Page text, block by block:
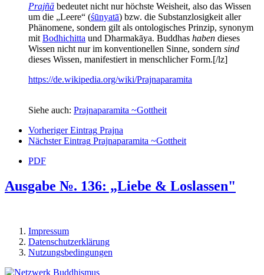
Prajñā bedeutet nicht nur höchste Weisheit, also das Wissen
um die „Leere“ (śūnyatā) bzw. die Substanzlosigkeit aller
Phänomene, sondern gilt als ontologisches Prinzip, synonym
mit Bodhichitta und Dharmakāya. Buddhas haben dieses
Wissen nicht nur im konventionellen Sinne, sondern sind
dieses Wissen, manifestiert in menschlicher Form.[/lz]
https://de.wikipedia.org/wiki/Prajnaparamita
Siehe auch: Prajnaparamita ~Gottheit
Vorheriger Eintrag Prajna
Nächster Eintrag Prajnaparamita ~Gottheit
PDF
Ausgabe №. 136: „Liebe & Loslassen"
Impressum
Datenschutzerklärung
Nutzungsbedingungen